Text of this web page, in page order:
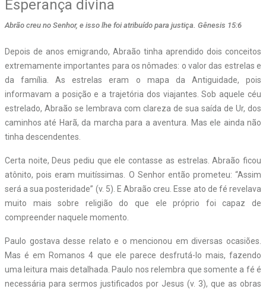
Esperança divina
Abrão creu no Senhor, e isso lhe foi atribuído para justiça. Gênesis 15:6
Depois de anos emigrando, Abraão tinha aprendido dois conceitos
extremamente importantes para os nômades: o valor das estrelas e
da família. As estrelas eram o mapa da Antiguidade, pois
informavam a posição e a trajetória dos viajantes. Sob aquele céu
estrelado, Abraão se lembrava com clareza de sua saída de Ur, dos
caminhos até Harã, da marcha para a aventura. Mas ele ainda não
tinha descendentes.
Certa noite, Deus pediu que ele contasse as estrelas. Abraão ficou
atônito, pois eram muitíssimas. O Senhor então prometeu: “Assim
será a sua posteridade” (v. 5). E Abraão creu. Esse ato de fé revelava
muito mais sobre religião do que ele próprio foi capaz de
compreender naquele momento.
Paulo gostava desse relato e o mencionou em diversas ocasiões.
Mas é em Romanos 4 que ele parece desfrutá-lo mais, fazendo
uma leitura mais detalhada. Paulo nos relembra que somente a fé é
necessária para sermos justificados por Jesus (v. 3), que as obras